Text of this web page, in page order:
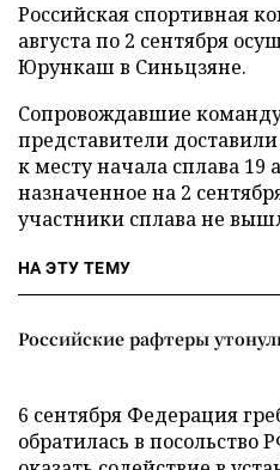
Российская спортивная
августа по 2 сентября
Юрункаш в Синьцзяне.
Сопровождавшие
представители
к месту начала сплава 19
назначенное на 2
участники сплава не
НА ЭТУ ТЕМУ
Российские рафтеры
6 сентября Федерация
обратилась в посольство